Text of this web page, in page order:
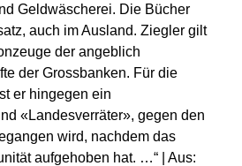
Geldwäscherei. Die Bücher
auch im Ausland. Ziegler gilt
der angeblich
der Grossbanken. Für die
er hingegen ein
«Landesverräter», gegen den
wird, nachdem das
aufgehoben hat. …“ | Aus: